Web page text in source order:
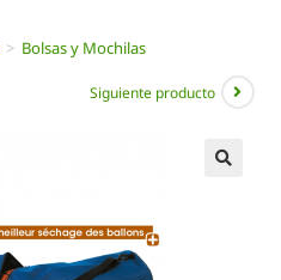
> Bolsas y Mochilas
Siguiente producto